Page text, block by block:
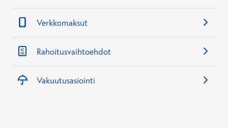
Verkkomaksut
Rahoitusvaihtoehdot
Vakuutusasiointi